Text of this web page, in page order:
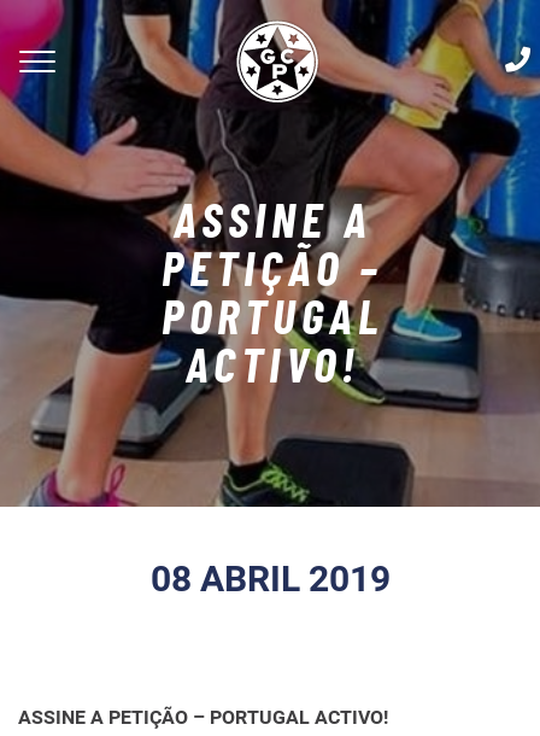
ASSINE A
PETIÇÃO –
PORTUGAL
ACTIVO!
08 ABRIL 2019
ASSINE A PETIÇÃO – PORTUGAL ACTIVO!